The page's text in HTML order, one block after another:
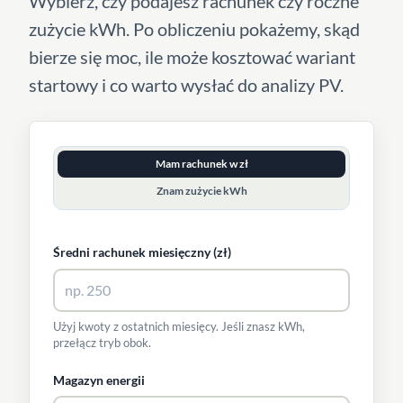
zużycie kWh. Po obliczeniu pokażemy, skąd
bierze się moc, ile może kosztować wariant
startowy i co warto wysłać do analizy PV.
Mam rachunek w zł
Znam zużycie kWh
Średni rachunek miesięczny (zł)
Użyj kwoty z ostatnich miesięcy. Jeśli znasz kWh,
przełącz tryb obok.
Magazyn energii